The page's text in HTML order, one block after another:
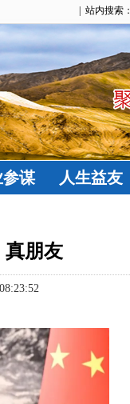
| 站内搜索：
谋 人生益友
真朋友